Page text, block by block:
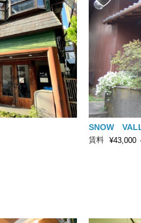
SNOW
賃料 ¥43,000